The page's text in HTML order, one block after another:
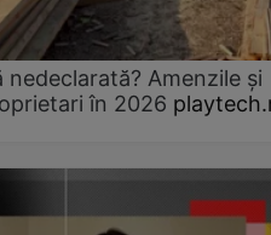
nedeclarată? Amenzile și
în 2026